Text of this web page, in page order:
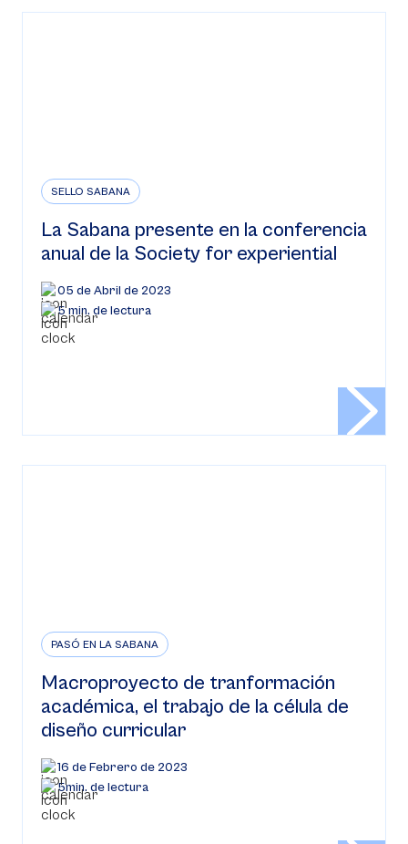
SELLO SABANA
La Sabana presente en la conferencia
anual de la Society for experiential
05 de Abril de 2023
5 min. de lectura
PASÓ EN LA SABANA
Macroproyecto de tranformación
académica, el trabajo de la célula de
diseño curricular
16 de Febrero de 2023
5min. de lectura